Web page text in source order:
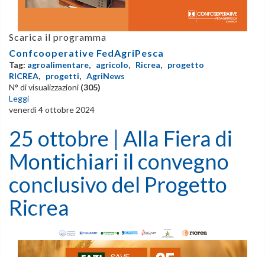
Scarica il programma
Confcooperative FedAgriPesca
Tag: agroalimentare, agricolo, Ricrea, progetto
RICREA, progetti, AgriNews
N° di visualizzazioni (305)
Leggi
venerdì 4 ottobre 2024
25 ottobre | Alla Fiera di
Montichiari il convegno
conclusivo del Progetto
Ricrea